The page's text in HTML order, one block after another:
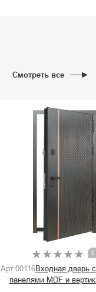
Смотреть все
0
Арт.00116Входная дверь
панелями MDF и